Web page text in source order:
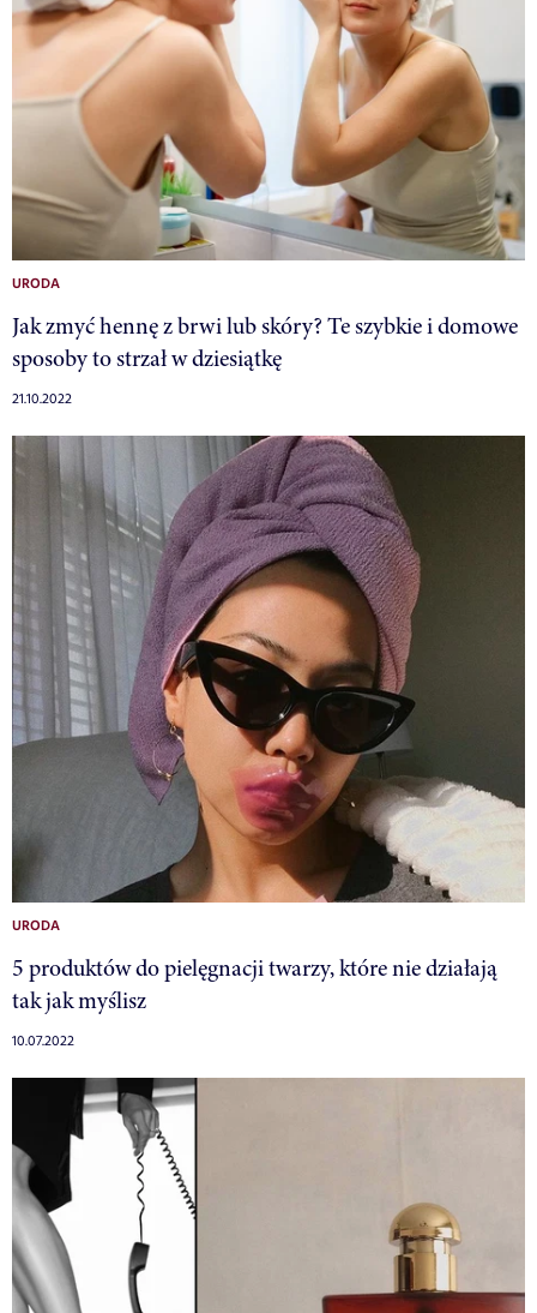
URODA
Jak zmyć hennę z brwi lub skóry? Te szybkie i domowe
sposoby to strzał w dziesiątkę
21.10.2022
URODA
5 produktów do pielęgnacji twarzy, które nie działają
tak jak myślisz
10.07.2022